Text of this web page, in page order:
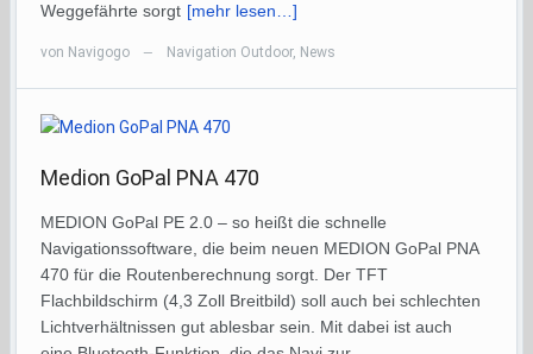
Weggefährte sorgt [mehr lesen…]
von Navigogo — Navigation Outdoor, News
Medion GoPal PNA 470
MEDION GoPal PE 2.0 – so heißt die schnelle
Navigationssoftware, die beim neuen MEDION GoPal PNA
470 für die Routenberechnung sorgt. Der TFT
Flachbildschirm (4,3 Zoll Breitbild) soll auch bei schlechten
Lichtverhältnissen gut ablesbar sein. Mit dabei ist auch